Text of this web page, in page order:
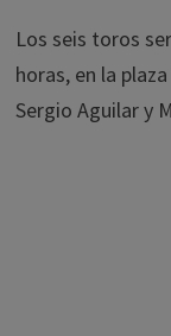
Los seis toros
horas, en la
Sergio Aguilar y